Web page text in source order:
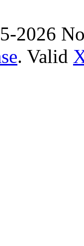
2026
. Valid